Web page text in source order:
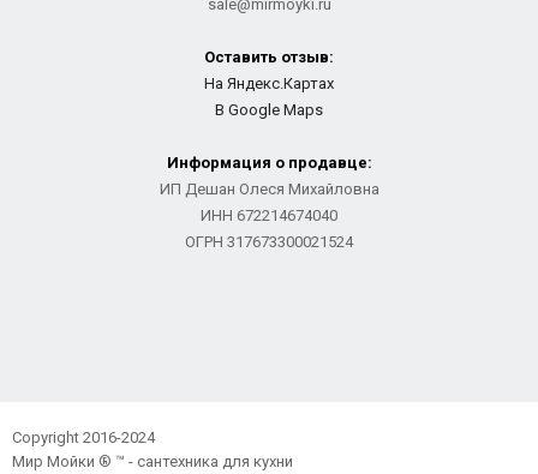
sale@mirmoyki.ru
Оставить отзыв:
На Яндекс.Картах
В Google Maps
Информация о продавце:
ИП Дешан Олеся Михайловна
ИНН 672214674040
ОГРН 317673300021524
Copyright 2016-2024
Мир Мойки ® ™ - сантехника для кухни